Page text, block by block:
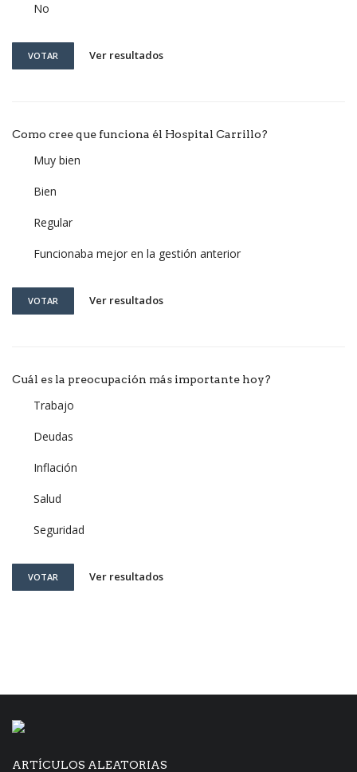
No
VOTAR Ver resultados
Como cree que funciona él Hospital Carrillo?
Muy bien
Bien
Regular
Funcionaba mejor en la gestión anterior
VOTAR Ver resultados
Cuál es la preocupación más importante hoy?
Trabajo
Deudas
Inflación
Salud
Seguridad
VOTAR Ver resultados
ARTÍCULOS ALEATORIAS